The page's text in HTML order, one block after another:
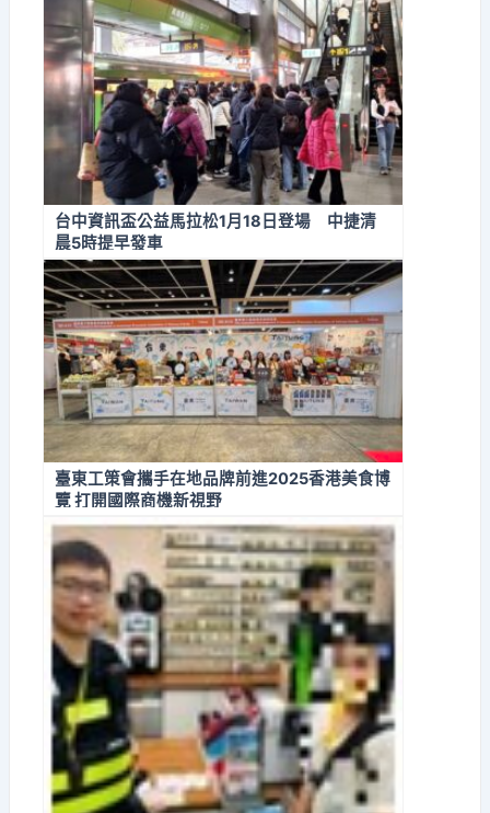
台中資訊盃公益馬拉松1月18日登場 中捷清
晨5時提早發車
臺東工策會攜手在地品牌前進2025香港美食博
覽 打開國際商機新視野